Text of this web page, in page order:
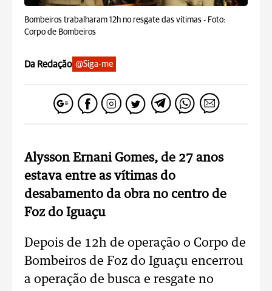
Bombeiros trabalharam 12h no resgate das vítimas - Foto:
Corpo de Bombeiros
Da Redação @Siga-me
Alysson Ernani Gomes, de 27 anos
estava entre as vítimas do
desabamento da obra no centro de
Foz do Iguaçu
Depois de 12h de operação o Corpo de
Bombeiros de Foz do Iguaçu encerrou
a operação de busca e resgate no